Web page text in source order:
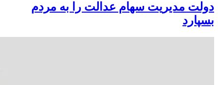
دولت مدیریت سهام عدالت را به مردم
بسپارد